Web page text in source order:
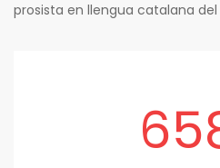
prosista en llengua catalana del